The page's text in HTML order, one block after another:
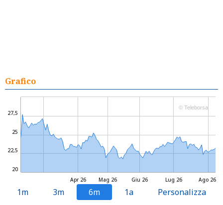
Grafico
Mag 26 Lug 26
Apr 26 Giu 26 Ago 26
20
22,5
25
27,5
© Teleborsa
1m 3m 6m 1a Personalizza